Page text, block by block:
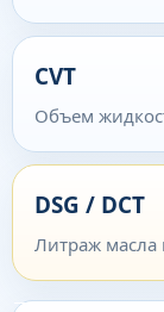
CVT
Объем
DSG / DCT
Литраж масла